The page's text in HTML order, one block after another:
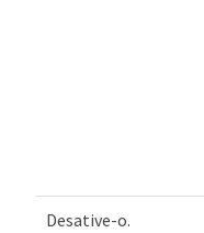
Desative-o.